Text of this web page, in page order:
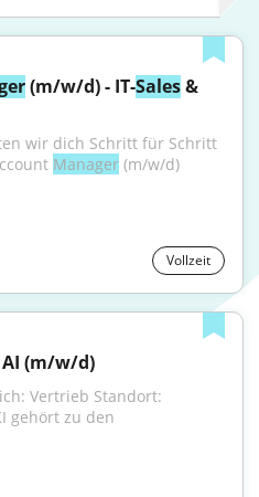
(m/w/d) - IT-Sales &
wir dich Schritt für Schritt
Manager (m/w/d)
Vollzeit
AI (m/w/d)
gehört zu den